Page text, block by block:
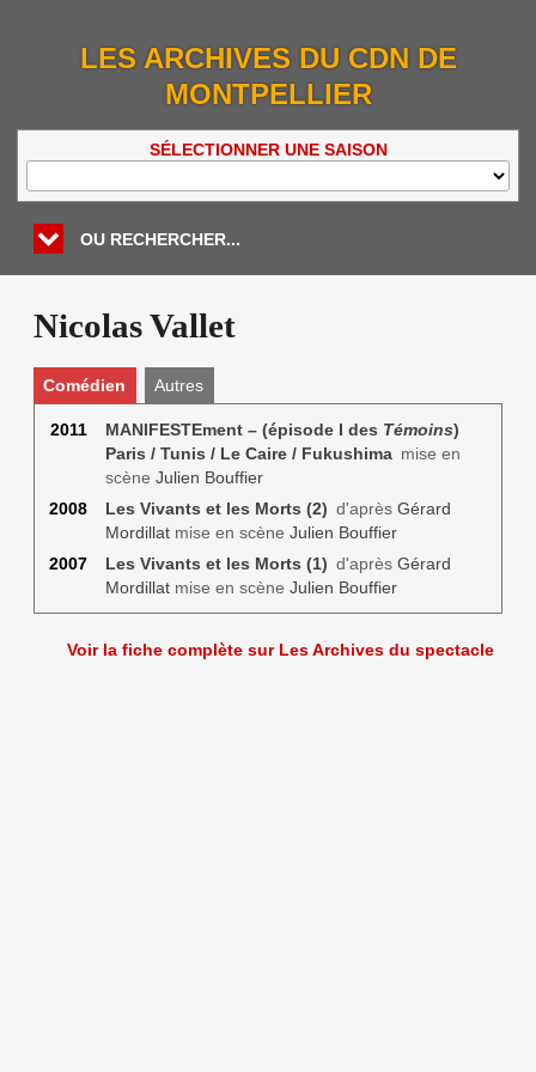
LES ARCHIVES DU CDN DE
MONTPELLIER
SÉLECTIONNER UNE SAISON
OU RECHERCHER...
Nicolas Vallet
Comédien Autres
2011 MANIFESTEment – (épisode I des Témoins)
Paris / Tunis / Le Caire / Fukushimamise en
scène Julien Bouffier
2008
Les Vivants et les Morts (2) d'après Gérard
Mordillatmise en scène Julien Bouffier
2007
Les Vivants et les Morts (1) d'après Gérard
Mordillatmise en scène Julien Bouffier
Voir la fiche complète sur Les Archives du spectacle